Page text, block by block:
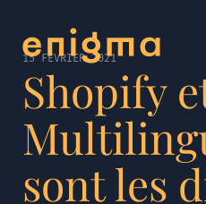
15 FÉVRIER 2021
Shopify
sont les